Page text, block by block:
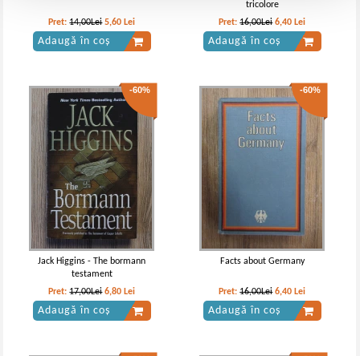
Pret:14,00Lei 5,60 Lei
Adaugă în coș
tricolore
Pret:16,00Lei 6,40 Lei
Adaugă în coș
-60%
Jack Higgins - The bormann
testament
Pret:17,00Lei 6,80 Lei
Adaugă în coș
-60%
Facts about Germany
Pret:16,00Lei 6,40 Lei
Adaugă în coș